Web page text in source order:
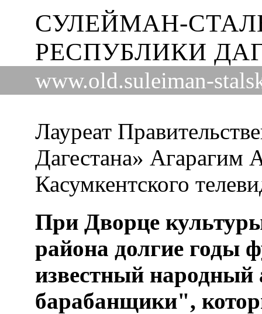
СУЛЕЙМАН-
РЕСПУБЛИКИ
www.old.suleiman-
Лауреат
Дагестана» Агарагим
Касумкентского
При Дворце
района долгие годы
известный народный
барабанщики",